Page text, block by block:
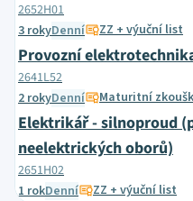
2652H01
3 rokyDenní ZZ + výuční list
Provozní
2641L52
2 rokyDenní Maturitní
Elektrikář - silnoproud
neelektrických oborů)
2651H02
1 rokDenní ZZ + výuční list